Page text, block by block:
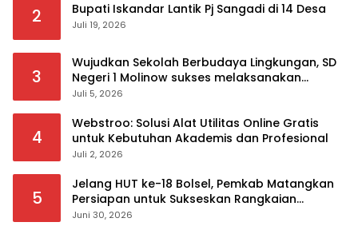
2 Bupati Iskandar Lantik Pj Sangadi di 14 Desa
Juli 19, 2026
3
Wujudkan Sekolah Berbudaya Lingkungan, SD
Negeri 1 Molinow sukses melaksanakan
serangkaian kegiatan Kampanye dan
Juli 5, 2026
4
Webstroo: Solusi Alat Utilitas Online Gratis
untuk Kebutuhan Akademis dan Profesional
Juli 2, 2026
5
Jelang HUT ke-18 Bolsel, Pemkab Matangkan
Persiapan untuk Sukseskan Rangkaian
Peringatan
Juni 30, 2026